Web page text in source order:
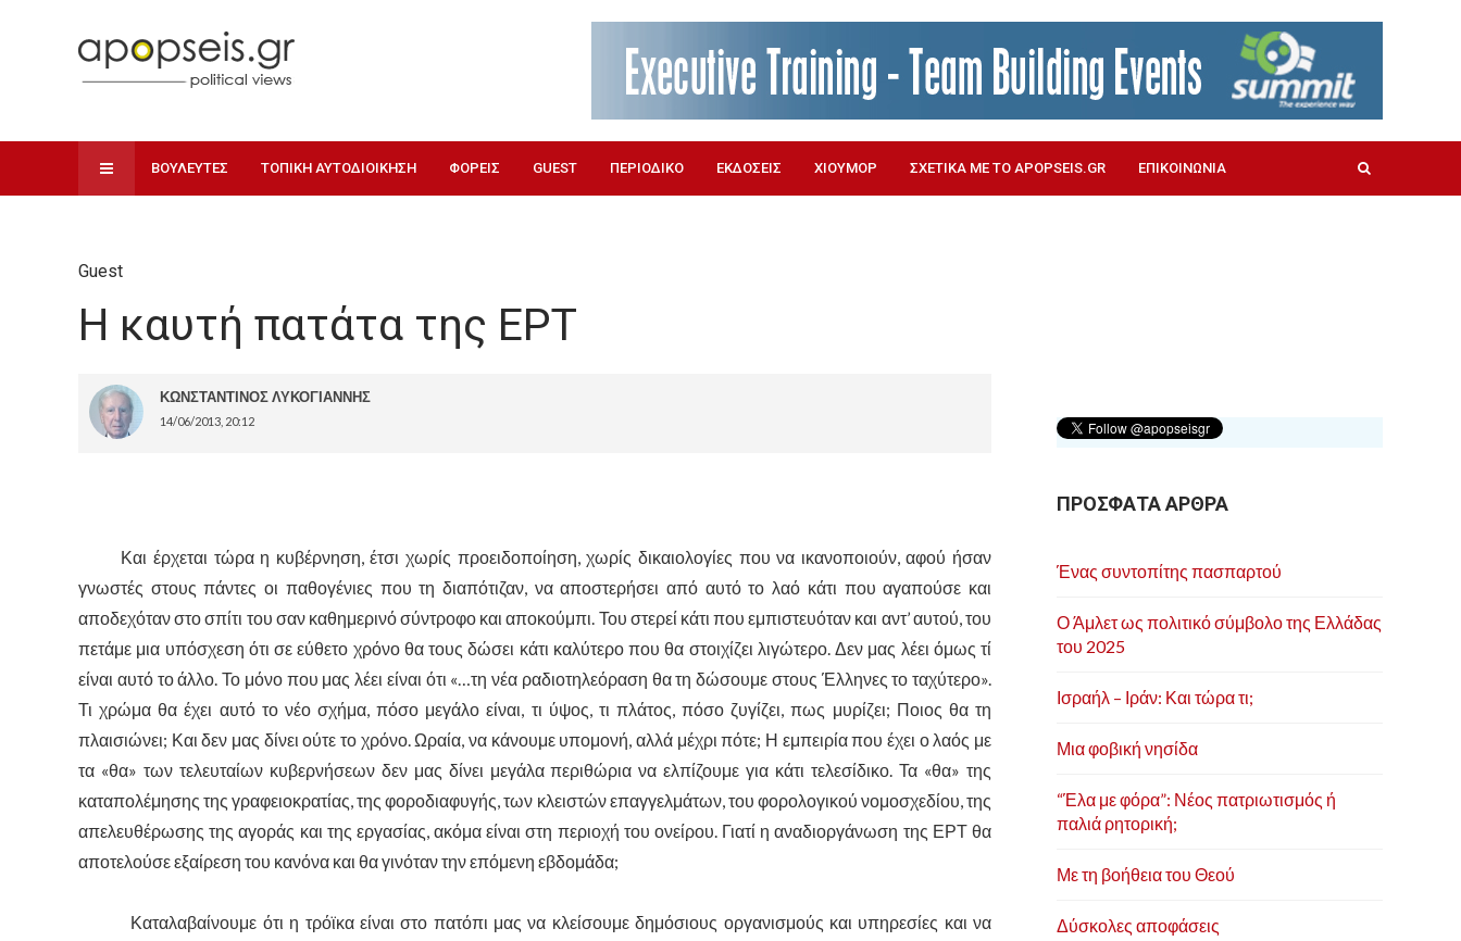
ΒΟΥΛΕΥΤΕΣ ΤΟΠΙΚΗ ΑΥΤΟΔΙΟΙΚΗΣΗ ΦΟΡΕΙΣ GUEST ΠΕΡΙΟΔΙΚΟ ΕΚΔΟΣΕΙΣ ΧΙΟΥΜΟΡ ΣΧΕΤΙΚΑ ΜΕ ΤΟ APOPSEIS.GR ΕΠΙΚΟΙΝΩΝΙΑ
Guest
Η καυτή πατάτα της ΕΡΤ
ΚΩΝΣΤΑΝΤΙΝΟΣ ΛΥΚΟΓΙΑΝΝΗΣ
14/06/2013, 20:12
Και έρχεται τώρα η κυβέρνηση, έτσι χωρίς προειδοποίηση, χωρίς δικαιολογίες που να ικανοποιούν, αφού ήσαν
γνωστές στους πάντες οι παθογένιες που τη διαπότιζαν, να αποστερήσει από αυτό το λαό κάτι που αγαπούσε και
αποδεχόταν στο σπίτι του σαν καθημερινό σύντροφο και αποκούμπι. Του στερεί κάτι που εμπιστευόταν και αντ’ αυτού, του
πετάμε μια υπόσχεση ότι σε εύθετο χρόνο θα τους δώσει κάτι καλύτερο που θα στοιχίζει λιγώτερο. Δεν μας λέει όμως τί
είναι αυτό το άλλο. Το μόνο που μας λέει είναι ότι «…τη νέα ραδιοτηλεόραση θα τη δώσουμε στους Έλληνες το ταχύτερο».
Τι χρώμα θα έχει αυτό το νέο σχήμα, πόσο μεγάλο είναι, τι ύψος, τι πλάτος, πόσο ζυγίζει, πως μυρίζει; Ποιος θα τη
πλαισιώνει; Και δεν μας δίνει ούτε το χρόνο. Ωραία, να κάνουμε υπομονή, αλλά μέχρι πότε; Η εμπειρία που έχει ο λαός με
τα «θα» των τελευταίων κυβερνήσεων δεν μας δίνει μεγάλα περιθώρια να ελπίζουμε για κάτι τελεσίδικο. Τα «θα» της
καταπολέμησης της γραφειοκρατίας, της φοροδιαφυγής, των κλειστών επαγγελμάτων, του φορολογικού νομοσχεδίου, της
απελευθέρωσης της αγοράς και της εργασίας, ακόμα είναι στη περιοχή του ονείρου. Γιατί η αναδιοργάνωση της ΕΡΤ θα
αποτελούσε εξαίρεση του κανόνα και θα γινόταν την επόμενη εβδομάδα;
Καταλαβαίνουμε ότι η τρόϊκα είναι στο πατόπι μας να κλείσουμε δημόσιους οργανισμούς και υπηρεσίες και να
ΠΡΟΣΦΑΤΑ ΑΡΘΡΑ
Ένας συντοπίτης πασπαρτού
Ο Άμλετ ως πολιτικό σύμβολο της Ελλάδας
του 2025
Ισραήλ – Ιράν: Και τώρα τι;
Μια φοβική νησίδα
“Έλα με φόρα”: Νέος πατριωτισμός ή
παλιά ρητορική;
Με τη βοήθεια του Θεού
Δύσκολες αποφάσεις